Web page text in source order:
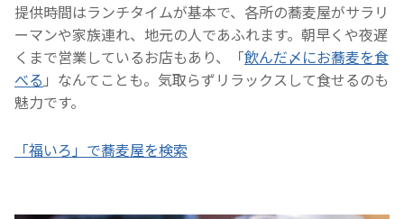
提供時間はランチタイムが基本で、各所の蕎麦屋がサラリ
ーマンや家族連れ、地元の人であふれます。朝早くや夜遅
くまで営業しているお店もあり、「飲んだ〆にお蕎麦を食
べる 」なんてことも。気取らずリラックスして食せるのも
魅力です。
「福いろ」で蕎麦屋を検索